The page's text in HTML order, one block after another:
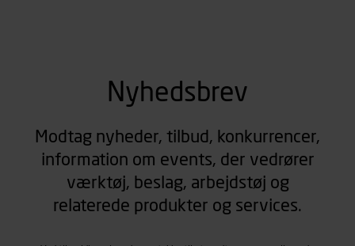
Nyhedsbrev
Modtag nyheder, tilbud, konkurrencer,
information om events, der vedrører
værktøj, beslag, arbejdstøj og
relaterede produkter og services.